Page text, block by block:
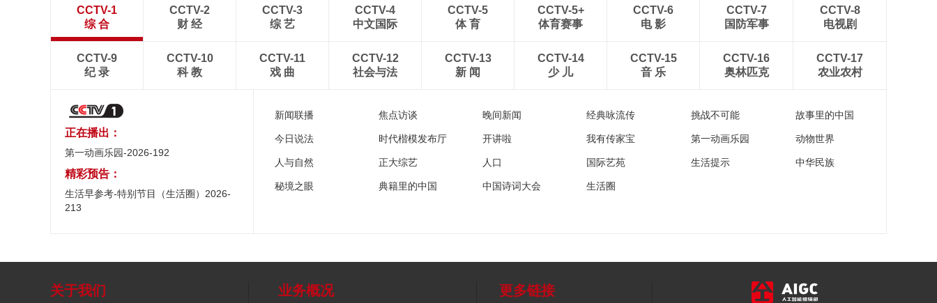
神话”第六集《治水》
00:05:27
神话”第五集《尝百
00:05:11
神话”第四集《奔月》
00:04:54
神话”第三集《填海》
AI全流程微短剧“中国
00:04:34
CCTV-1
综 合
CCTV-2
财 经
CCTV-3
综 艺
CCTV-4
中文国际
CCTV-5
体 育
CCTV-5+
体育赛事
CCTV-6
电 影
CCTV-7
国防军事
CCTV-8
电视剧
CCTV-9
纪 录
CCTV-10
科 教
CCTV-11
戏 曲
CCTV-12
社会与法
CCTV-13
新 闻
CCTV-14
少 儿
CCTV-15
音 乐
CCTV-16
奥林匹克
CCTV-17
农业农村
正在播出：
第一动画乐园-2026-192
精彩预告：
生活早参考-特别节目（生活圈）2026-
213
新闻联播 焦点访谈 晚间新闻 经典咏流传 挑战不可能 故事里的中国
今日说法 时代楷模发布厅 开讲啦 我有传家宝 第一动画乐园 动物世界
人与自然 正大综艺 人口 国际艺苑 生活提示 中华民族
秘境之眼 典籍里的中国 中国诗词大会 生活圈
关于我们 业务概况 更多链接